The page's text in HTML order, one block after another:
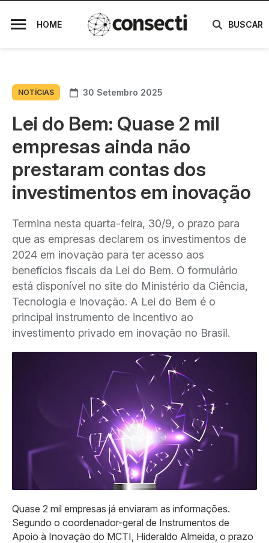
HOME BUSCAR
NOTÍCIAS 30 Setembro 2025
Lei do Bem: Quase 2 mil
empresas ainda não
prestaram contas dos
investimentos em inovação
Termina nesta quarta-feira, 30/9, o prazo para
que as empresas declarem os investimentos de
2024 em inovação para ter acesso aos
benefícios fiscais da Lei do Bem. O formulário
está disponível no site do Ministério da Ciência,
Tecnologia e Inovação. A Lei do Bem é o
principal instrumento de incentivo ao
investimento privado em inovação no Brasil.
Quase 2 mil empresas já enviaram as informações.
Segundo o coordenador-geral de Instrumentos de
Apoio à Inovação do MCTI, Hideraldo Almeida, o prazo